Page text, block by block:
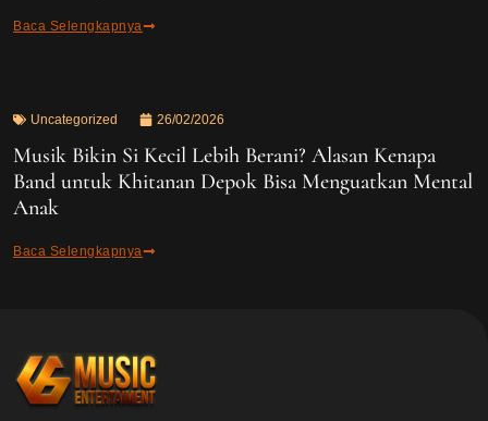
Baca Selengkapnya
Uncategorized 26/02/2026
Musik Bikin Si Kecil Lebih Berani? Alasan Kenapa
Band untuk Khitanan Depok Bisa Menguatkan Mental
Anak
Baca Selengkapnya